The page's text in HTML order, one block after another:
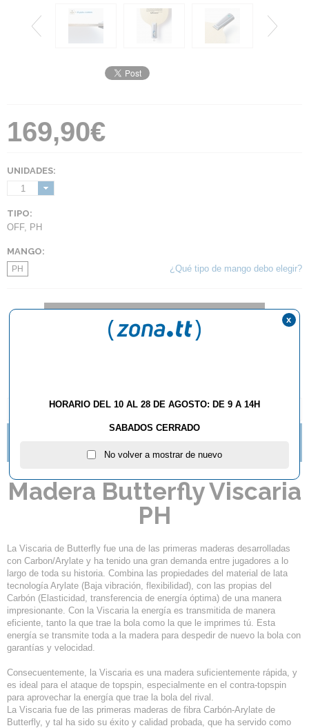
169,90€
UNIDADES:
1
TIPO:
OFF, PH
MANGO:
PH ¿Qué tipo de mango debo elegir?
DESCRIPCIÓN Y CARACTERÍSTICAS
ELEGIR?
Madera Butterfly Viscaria
PH
La Viscaria de Butterfly fue una de las primeras maderas desarrolladas
con Carbon/Arylate y ha tenido una gran demanda entre jugadores a lo
largo de toda su historia. Combina las propiedades del material de lata
tecnología Arylate (Baja vibración, flexibilidad), con las propias del
Carbón (Elasticidad, transferencia de energía óptima) de una manera
impresionante. Con la Viscaria la energía es transmitida de manera
eficiente, tanto la que trae la bola como la que le imprimes tú. Esta
energía se transmite toda a la madera para despedir de nuevo la bola con
garantías y velocidad.
Consecuentemente, la Viscaria es una madera suficientemente rápida, y
es ideal para el ataque de topspin, especialmente en el contra-topspin
para aprovechar la energía que trae la bola del rival.
La Viscaria fue de las primeras maderas de fibra Carbón-Arylate de
Butterfly, y tal ha sido su éxito y calidad probada, que ha servido como
HORARIO DEL 10 AL 28 DE AGOSTO: DE 9 A 14H
SABADOS CERRADO
No volver a mostrar de nuevo
x